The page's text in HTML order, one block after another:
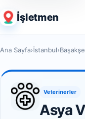
İşletmen
Ana Sayfa›İstanbul›
Veterinerler
Asya